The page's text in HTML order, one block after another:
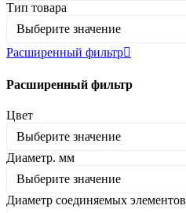
Тип товара
Выберите значение
Расширенный фильтр
Расширенный фильтр
Цвет
Выберите значение
Диаметр. мм
Выберите значение
Диаметр соединяемых элементов